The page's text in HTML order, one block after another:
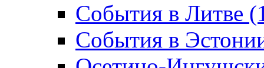
События в Литве
События в